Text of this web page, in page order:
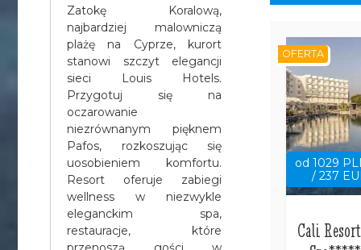
Zatokę Koralową,
najbardziej malowniczą
plażę na Cyprze, kurort
stanowi szczyt elegancji
sieci Louis Hotels.
Przygotuj się na
oczarowanie
niezrównanym pięknem
Pafos, rozkoszując się
uosobieniem komfortu.
Resort oferuje zabiegi
wellness w niezwykle
eleganckim spa,
restauracje, które
od 1029
/ 237
Cali
OFERTA